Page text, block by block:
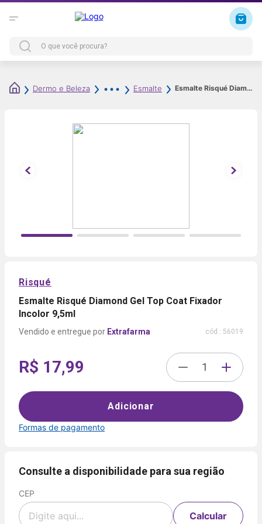
Dermo e Beleza Esmalte Esmalte Risqué Diamond Gel Top Coat Fixador Incolor 9,5ml
Risqué
Esmalte Risqué Diamond Gel Top Coat Fixador
Incolor 9,5ml
Extrafarma cód.: 56019
R$ 17,99
Adicionar
Formas de pagamento
de
Crédito
Parcelamento
Voltar
Consulte a disponibilidade para sua região
CEP
Calcular